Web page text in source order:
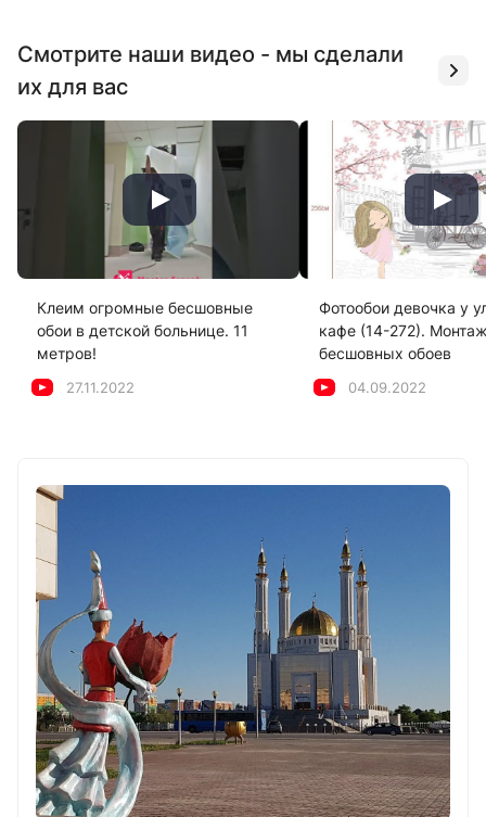
Смотрите наши видео - мы сделали
их для вас
Клеим огромные бесшовные
обои в детской больнице. 11
метров!
27.11.2022
Фотообои девочка у
кафе (14-272).
бесшовных обоев
04.09.2022